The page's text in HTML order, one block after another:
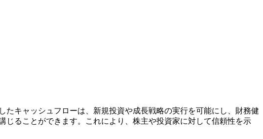
キャッシュフローは、新規投資や成長戦略の実行を可能にし、財務健
ることができます。これにより、株主や投資家に対して信頼性を示